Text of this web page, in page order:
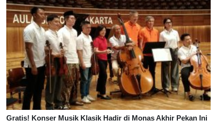
Gratis! Konser Musik Klasik Hadir di Monas Akhir Pekan Ini